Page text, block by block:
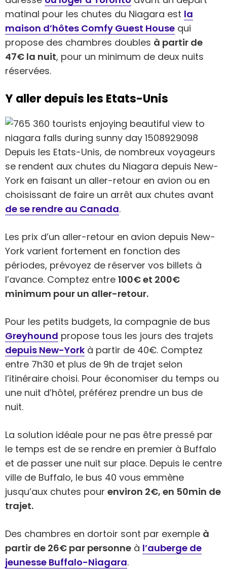
matinal pour les chutes du Niagara est la
maison d’hôtes Comfy Guest House qui
propose des chambres doubles à partir de
47€ la nuit, pour un minimum de deux nuits
réservées.
Y aller depuis les Etats-Unis
Depuis les Etats-Unis, de nombreux voyageurs
se rendent aux chutes du Niagara depuis New-
York en faisant un aller-retour en avion ou en
choisissant de faire un arrêt aux chutes avant
de se rendre au Canada.
Les prix d’un aller-retour en avion depuis New-
York varient fortement en fonction des
périodes, prévoyez de réserver vos billets à
l’avance. Comptez entre 100€ et 200€
minimum pour un aller-retour.
Pour les petits budgets, la compagnie de bus
Greyhound propose tous les jours des trajets
depuis New-York à partir de 40€. Comptez
entre 7h30 et plus de 9h de trajet selon
l’itinéraire choisi. Pour économiser du temps ou
une nuit d’hôtel, préférez prendre un bus de
nuit.
La solution idéale pour ne pas être pressé par
le temps est de se rendre en premier à Buffalo
et de passer une nuit sur place. Depuis le centre
ville de Buffalo, le bus 40 vous emmène
jusqu’aux chutes pour environ 2€, en 50min de
trajet.
Des chambres en dortoir sont par exemple à
partir de 26€ par personne à l’auberge de
jeunesse Buffalo-Niagara.